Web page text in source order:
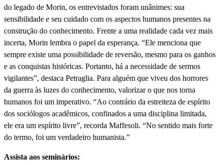
do legado de Morin, os entrevistados foram unânimes: sua
sensibilidade e seu cuidado com os aspectos humanos presentes na
construção do conhecimento. Frente a uma realidade cada vez mais
incerta, Morin lembra o papel da esperança. “Ele menciona que
sempre existe uma possibilidade de reversão, mesmo para os ganhos
e as conquistas históricas. Portanto, há a necessidade de sermos
vigilantes”, destaca Petraglia. Para alguém que viveu dos horrores
da guerra às luzes do conhecimento, valorizar o que nos torna
humanos foi um imperativo. “Ao contrário da estreiteza de espírito
dos sociólogos acadêmicos, confinados a uma disciplina limitada,
ele era um espírito livre”, recorda Maffesoli. “No sentido mais forte
do termo, foi um verdadeiro humanista.”
Assista aos seminários: